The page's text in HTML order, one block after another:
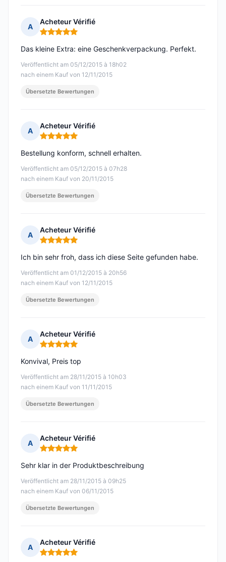
A
Acheteur Vérifié
Hinweis: 5 von 5
Veröffentlicht am 05/12/2015 à 18h02
nach einem Kauf von 12/11/2015
Das kleine Extra: eine Geschenkverpackung. Perfekt.
Übersetzte Bewertungen
A
Acheteur Vérifié
Hinweis: 5 von 5
Veröffentlicht am 05/12/2015 à 07h28
nach einem Kauf von 20/11/2015
Bestellung konform, schnell erhalten.
Übersetzte Bewertungen
A
Acheteur Vérifié
Hinweis: 5 von 5
Veröffentlicht am 01/12/2015 à 20h56
nach einem Kauf von 12/11/2015
Ich bin sehr froh, dass ich diese Seite gefunden habe.
Übersetzte Bewertungen
A
Acheteur Vérifié
Hinweis: 5 von 5
Veröffentlicht am 28/11/2015 à 10h03
nach einem Kauf von 11/11/2015
Konvival, Preis top
Übersetzte Bewertungen
A
Acheteur Vérifié
Hinweis: 5 von 5
Veröffentlicht am 28/11/2015 à 09h25
nach einem Kauf von 06/11/2015
Sehr klar in der Produktbeschreibung
Übersetzte Bewertungen
A
Acheteur Vérifié
Hinweis: 5 von 5